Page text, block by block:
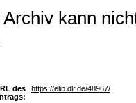
kann
des
https://elib.dlr.de/48967/